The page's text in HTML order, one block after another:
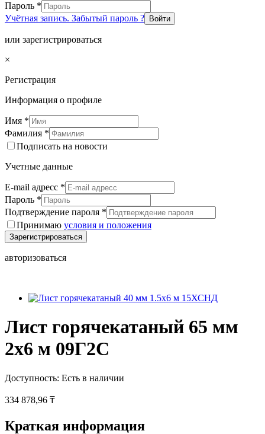
Пароль *
Учётная запись. Забытый пароль ?
Войти
или зарегистрироваться
×
Регистрация
Информация о профиле
Имя *
Фамилия *
Подписать на новости
Учетные данные
E-mail адресс *
Пароль *
Подтверждение пароля *
Принимаю условия и положения
Зарегистрироваться
авторизоваться
Лист горячекатаный 65 мм
2х6 м 09Г2С
Доступность: Есть в наличии
334 878,96 ₸
Краткая информация